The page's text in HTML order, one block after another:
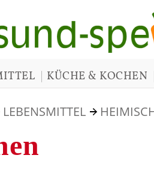
| KÜCHE & KOCHEN
LEBENSMITTEL